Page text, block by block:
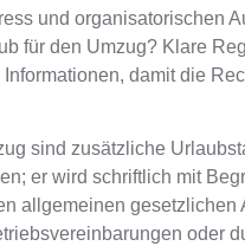
und organisatorischen
für den Umzug? Klare
damit die
sind zusätzliche
er wird schriftlich mit
allgemeinen gesetzlichen
oder